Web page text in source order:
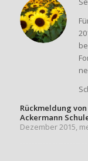
Rückmeldung
Ackermann
Dezember 2015,